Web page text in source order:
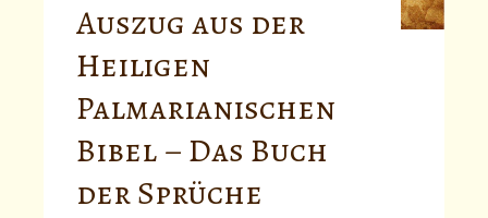
Auszug aus der
Heiligen
Palmarianischen
Bibel – Das Buch
der Sprüche